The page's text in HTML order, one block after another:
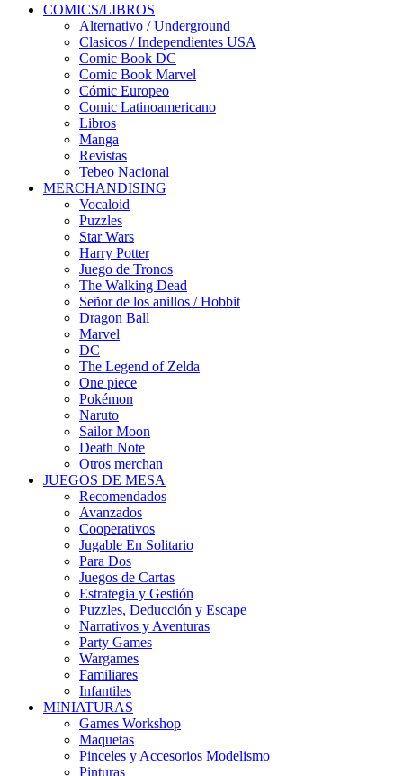
COMICS/LIBROS
Alternativo / Underground
Clasicos / Independientes USA
Comic Book DC
Comic Book Marvel
Cómic Europeo
Comic Latinoamericano
Libros
Manga
Revistas
Tebeo Nacional
MERCHANDISING
Vocaloid
Puzzles
Star Wars
Harry Potter
Juego de Tronos
The Walking Dead
Señor de los anillos / Hobbit
Dragon Ball
Marvel
DC
The Legend of Zelda
One piece
Pokémon
Naruto
Sailor Moon
Death Note
Otros merchan
JUEGOS DE MESA
Recomendados
Avanzados
Cooperativos
Jugable En Solitario
Para Dos
Juegos de Cartas
Estrategia y Gestión
Puzzles, Deducción y Escape
Narrativos y Aventuras
Party Games
Wargames
Familiares
Infantiles
MINIATURAS
Games Workshop
Maquetas
Pinceles y Accesorios Modelismo
Pinturas